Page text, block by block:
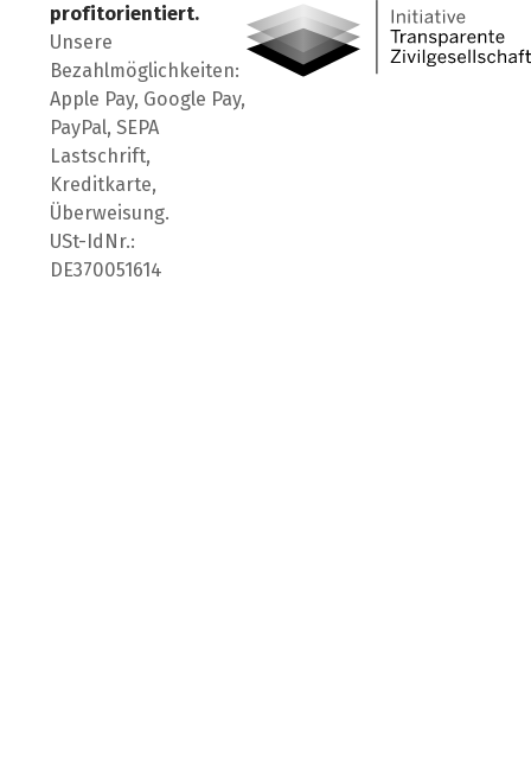
profitorientiert.
Unsere
Bezahlmöglichkeiten:
Apple Pay, Google Pay,
PayPal, SEPA
Lastschrift,
Kreditkarte,
Überweisung.
USt-IdNr.:
DE370051614